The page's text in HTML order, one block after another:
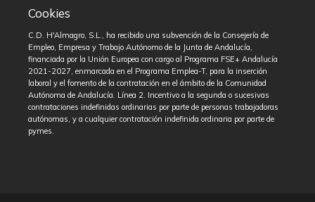
Cookies
C.D. H'Almagro, S.L., ha recibido una subvención de la Consejería de
Empleo, Empresa y Trabajo Autónomo de la Junta de Andalucía,
financiada por la Unión Europea con cargo al Programa FSE+ Andalucía
2021-2027, enmarcada en el Programa Emplea-T, para la inserción
laboral y el fomento de la contratación en el ámbito de la Comunidad
Autónoma de Andalucía. Línea 2. Incentivo a la segunda o sucesivas
contrataciones indefinidas ordinarias por parte de personas trabajadoras
autónomas, y a cualquier contratación indefinida ordinaria por parte de
pymes.